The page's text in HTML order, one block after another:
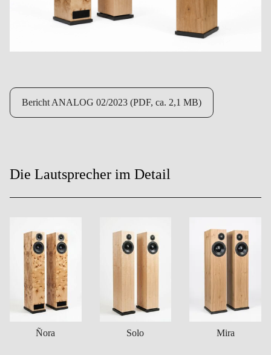
Bericht ANALOG 02/2023 (PDF, ca. 2,1 MB)
Die Lautsprecher im Detail
Ñora Solo Mira